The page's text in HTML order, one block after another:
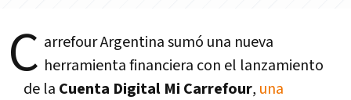
C arrefour Argentina sumó una nueva
herramienta financiera con el lanzamiento
de la Cuenta Digital Mi Carrefour, una